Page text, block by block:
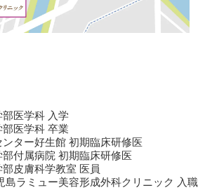
医学科 入学
医学科 卒業
ター好生館 初期臨床研修医
付属病院 初期臨床研修医
皮膚科学教室 医員
島ラミュー美容形成外科クリニック 入職